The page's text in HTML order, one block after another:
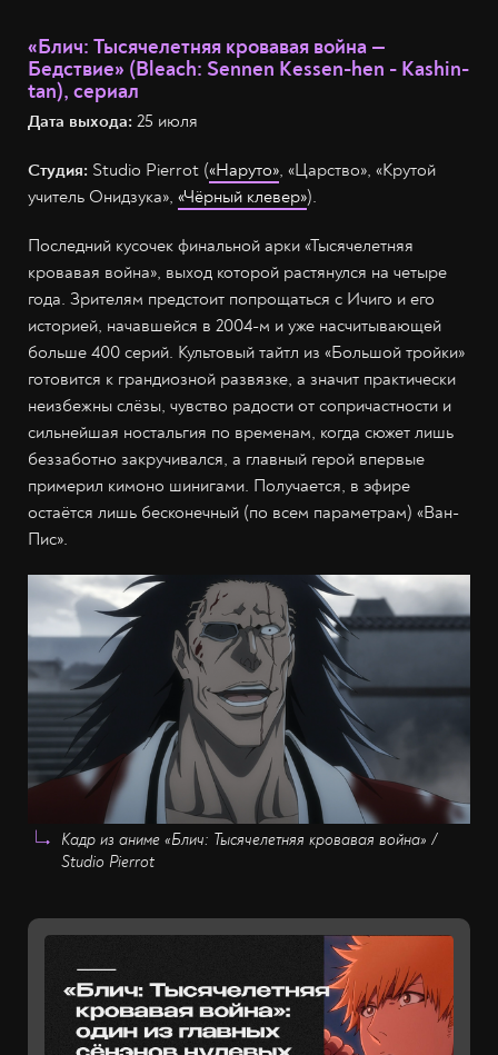
«Блич: Тысячелетняя кровавая война —
Бедствие» (Bleach: Sennen Kessen-hen - Kashin-
tan), сериал
Дата выхода: 25 июля
Студия: Studio Pierrot («Наруто», «Царство», «Крутой
учитель Онидзука», «Чёрный клевер»).
Последний кусочек финальной арки «Тысячелетняя
кровавая война», выход которой растянулся на четыре
года. Зрителям предстоит попрощаться с Ичиго и его
историей, начавшейся в 2004-м и уже насчитывающей
больше 400 серий. Культовый тайтл из «Большой тройки»
готовится к грандиозной развязке, а значит практически
неизбежны слёзы, чувство радости от сопричастности и
сильнейшая ностальгия по временам, когда сюжет лишь
беззаботно закручивался, а главный герой впервые
примерил кимоно шинигами. Получается, в эфире
остаётся лишь бесконечный (по всем параметрам) «Ван-
Пис».
Кадр из аниме «Блич: Тысячелетняя кровавая война» /
Studio Pierrot